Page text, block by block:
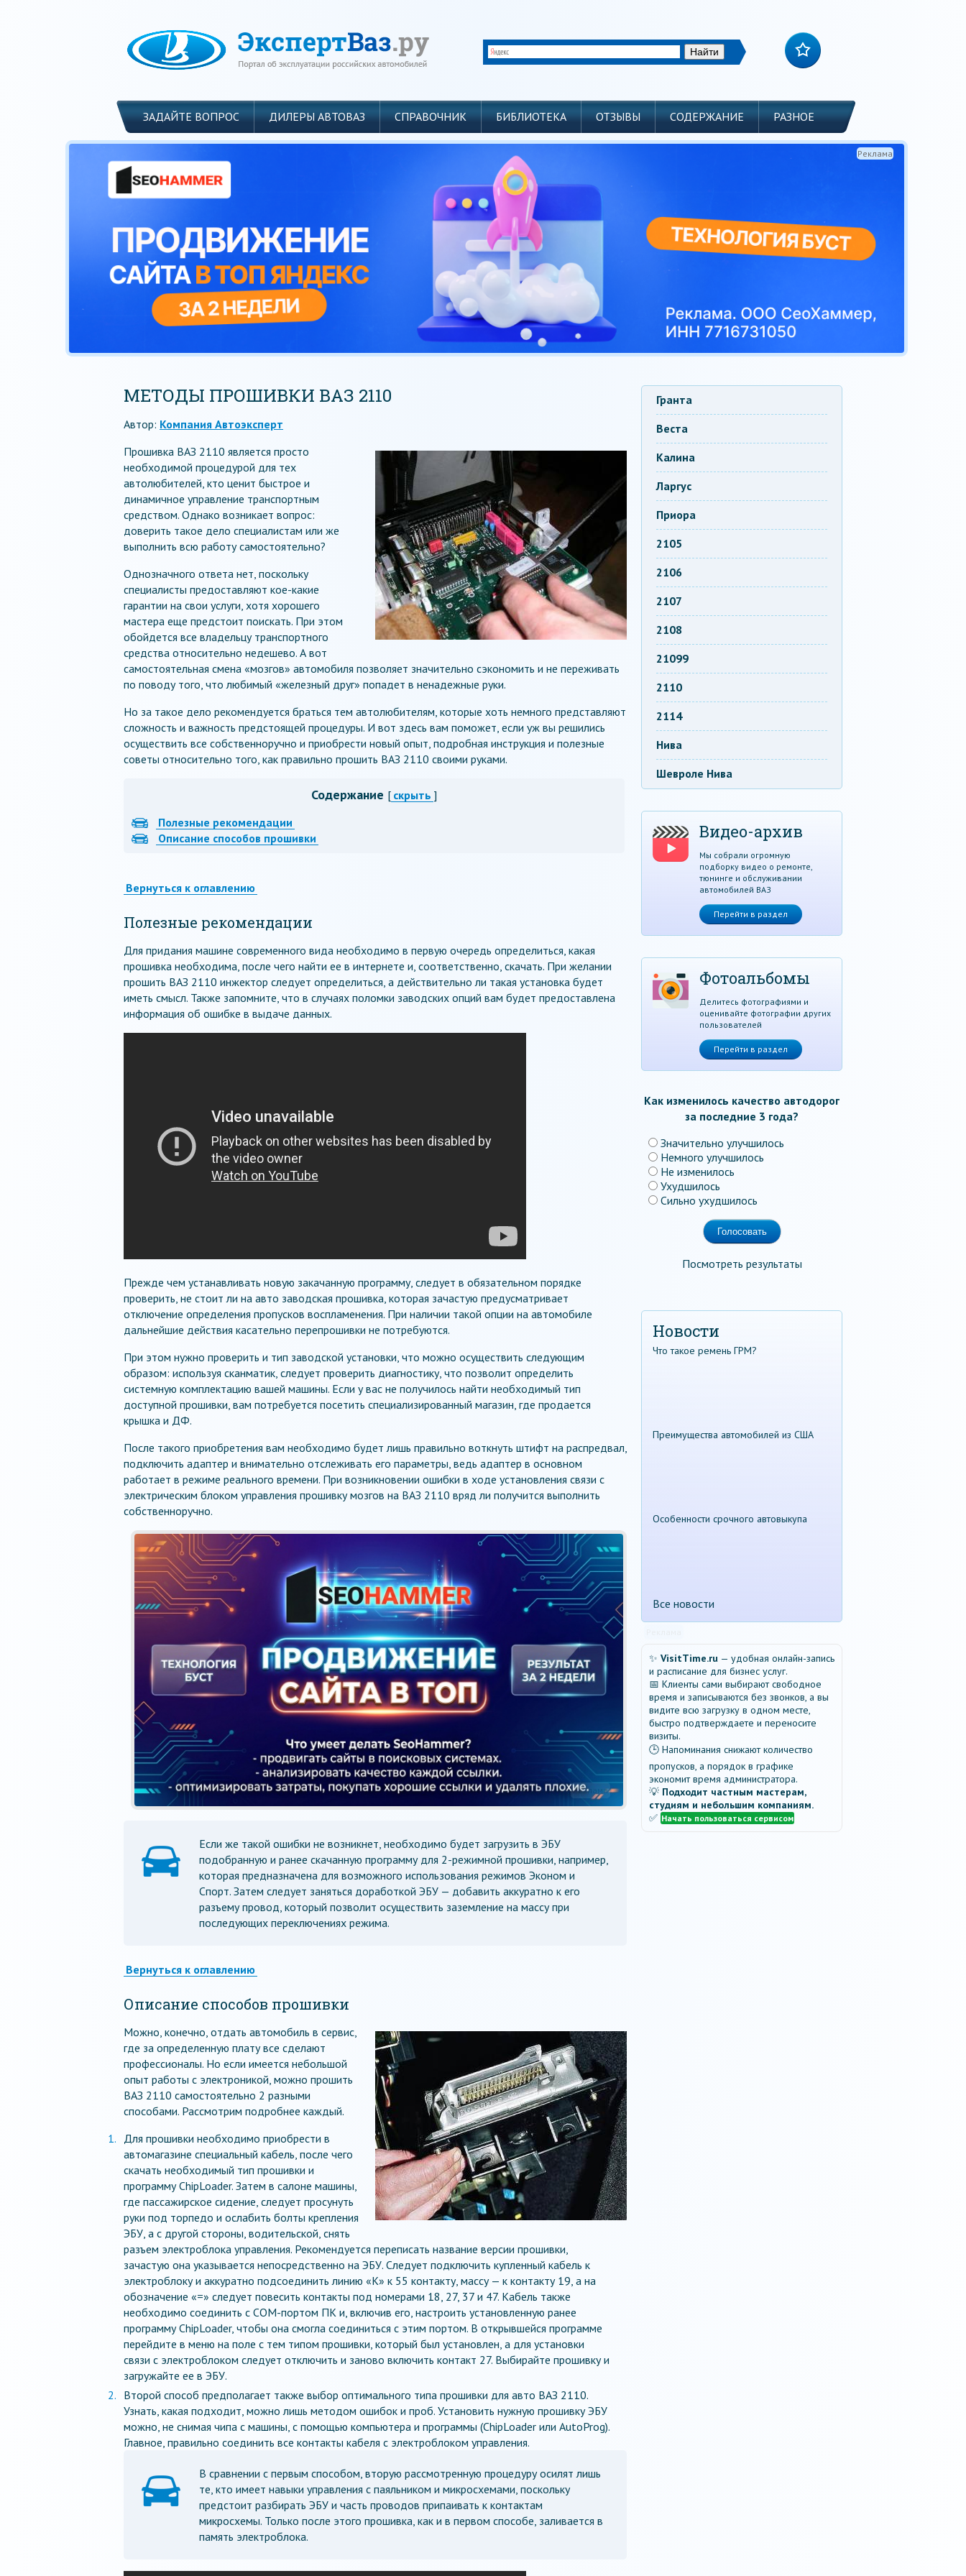
ЗАДАЙТЕ ВОПРОС ДИЛЕРЫ АВТОВАЗ СПРАВОЧНИК БИБЛИОТЕКА ОТЗЫВЫ СОДЕРЖАНИЕ РАЗНОЕ
Реклама
МЕТОДЫ ПРОШИВКИ ВАЗ 2110
Автор: Компания Автоэксперт
Прошивка ВАЗ 2110 является просто
необходимой процедурой для тех
автолюбителей, кто ценит быстрое и
динамичное управление транспортным
средством. Однако возникает вопрос:
доверить такое дело специалистам или же
выполнить всю работу самостоятельно?
Однозначного ответа нет, поскольку
специалисты предоставляют кое-какие
гарантии на свои услуги, хотя хорошего
мастера еще предстоит поискать. При этом
обойдется все владельцу транспортного
средства относительно недешево. А вот
самостоятельная смена «мозгов» автомобиля позволяет значительно сэкономить и не переживать
по поводу того, что любимый «железный друг» попадет в ненадежные руки.
Но за такое дело рекомендуется браться тем автолюбителям, которые хоть немного представляют
сложность и важность предстоящей процедуры. И вот здесь вам поможет, если уж вы решились
осуществить все собственноручно и приобрести новый опыт, подробная инструкция и полезные
советы относительно того, как правильно прошить ВАЗ 2110 своими руками.
Содержание [ скрыть ]
Полезные рекомендации
Описание способов прошивки
Вернуться к оглавлению
Полезные рекомендации
Для придания машине современного вида необходимо в первую очередь определиться, какая
прошивка необходима, после чего найти ее в интернете и, соответственно, скачать. При желании
прошить ВАЗ 2110 инжектор следует определиться, а действительно ли такая установка будет
иметь смысл. Также запомните, что в случаях поломки заводских опций вам будет предоставлена
информация об ошибке в выдаче данных.
Прежде чем устанавливать новую закачанную программу, следует в обязательном порядке
проверить, не стоит ли на авто заводская прошивка, которая зачастую предусматривает
отключение определения пропусков воспламенения. При наличии такой опции на автомобиле
дальнейшие действия касательно перепрошивки не потребуются.
При этом нужно проверить и тип заводской установки, что можно осуществить следующим
образом: используя сканматик, следует проверить диагностику, что позволит определить
системную комплектацию вашей машины. Если у вас не получилось найти необходимый тип
доступной прошивки, вам потребуется посетить специализированный магазин, где продается
крышка и ДФ.
После такого приобретения вам необходимо будет лишь правильно воткнуть штифт на распредвал,
подключить адаптер и внимательно отслеживать его параметры, ведь адаптер в основном
работает в режиме реального времени. При возникновении ошибки в ходе установления связи с
электрическим блоком управления прошивку мозгов на ВАЗ 2110 вряд ли получится выполнить
собственноручно.
Реклама
Если же такой ошибки не возникнет, необходимо будет загрузить в ЭБУ
подобранную и ранее скачанную программу для 2-режимной прошивки, например,
которая предназначена для возможного использования режимов Эконом и
Спорт. Затем следует заняться доработкой ЭБУ — добавить аккуратно к его
разъему провод, который позволит осуществить заземление на массу при
последующих переключениях режима.
Вернуться к оглавлению
Описание способов прошивки
Можно, конечно, отдать автомобиль в сервис,
где за определенную плату все сделают
профессионалы. Но если имеется небольшой
опыт работы с электроникой, можно прошить
ВАЗ 2110 самостоятельно 2 разными
способами. Рассмотрим подробнее каждый.
Для прошивки необходимо приобрести в
автомагазине специальный кабель, после чего
скачать необходимый тип прошивки и
программу ChipLoader. Затем в салоне машины,
где пассажирское сидение, следует просунуть
руки под торпедо и ослабить болты крепления
ЭБУ, а с другой стороны, водительской, снять
разъем электроблока управления. Рекомендуется переписать название версии прошивки,
зачастую она указывается непосредственно на ЭБУ. Следует подключить купленный кабель к
электроблоку и аккуратно подсоединить линию «К» к 55 контакту, массу — к контакту 19, а на
обозначение «=» следует повесить контакты под номерами 18, 27, 37 и 47. Кабель также
необходимо соединить с СОМ-портом ПК и, включив его, настроить установленную ранее
программу ChipLoader, чтобы она смогла соединиться с этим портом. В открывшейся программе
перейдите в меню на поле с тем типом прошивки, который был установлен, а для установки
связи с электроблоком следует отключить и заново включить контакт 27. Выбирайте прошивку и
загружайте ее в ЭБУ.
Второй способ предполагает также выбор оптимального типа прошивки для авто ВАЗ 2110.
Узнать, какая подходит, можно лишь методом ошибок и проб. Установить нужную прошивку ЭБУ
можно, не снимая чипа с машины, с помощью компьютера и программы (ChipLoader или AutoProg).
Главное, правильно соединить все контакты кабеля с электроблоком управления.
В сравнении с первым способом, вторую рассмотренную процедуру осилят лишь
те, кто имеет навыки управления с паяльником и микросхемами, поскольку
предстоит разбирать ЭБУ и часть проводов припаивать к контактам
микросхемы. Только после этого прошивка, как и в первом способе, заливается в
память электроблока.
Гранта
Веста
Калина
Ларгус
Приора
2105
2106
2107
2108
21099
2110
2114
Нива
Шевроле Нива
Видео-архив
Мы собрали огромную
подборку видео о ремонте,
тюнинге и обслуживании
автомобилей ВАЗ
Перейти в раздел
Фотоальбомы
Делитесь фотографиями и
оценивайте фотографии других
пользователей
Перейти в раздел
Как изменилось качество автодорог
за последние 3 года?
Значительно улучшилось
Немного улучшилось
Не изменилось
Ухудшилось
Сильно ухудшилось
Посмотреть результаты
Новости
Что такое ремень ГРМ?
Преимущества автомобилей из США
Особенности срочного автовыкупа
Все новости
✨ VisitTime.ru — удобная онлайн-запись
и расписание для бизнес услуг.
📅 Клиенты сами выбирают свободное
время и записываются без звонков, а вы
видите всю загрузку в одном месте,
быстро подтверждаете и переносите
визиты.
🕒 Напоминания снижают количество
пропусков, а порядок в графике
экономит время администратора.
💡 Подходит частным мастерам,
студиям и небольшим компаниям.
✅ Начать пользоваться сервисом